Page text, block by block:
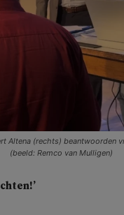
Altena (rechts) beantwoorden
(beeld: Remco van Mulligen)